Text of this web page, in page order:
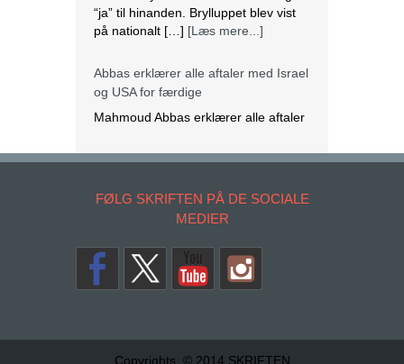
“ja” til hinanden. Brylluppet blev vist
på nationalt […] [Læs mere...]
Abbas erklærer alle aftaler med Israel
og USA for færdige
Mahmoud Abbas erklærer alle aftaler
at være afsluttet. Det siger den
ifølge det palæstinensiske
nyhedsbureau Wafa. – Palæstinas
Befrielsesorganisation (PLO) og
for alle aftaler og forståelser med den
amerikanske og den israelske
Læs teologi gennem DBI hjemmefra
MEDIER